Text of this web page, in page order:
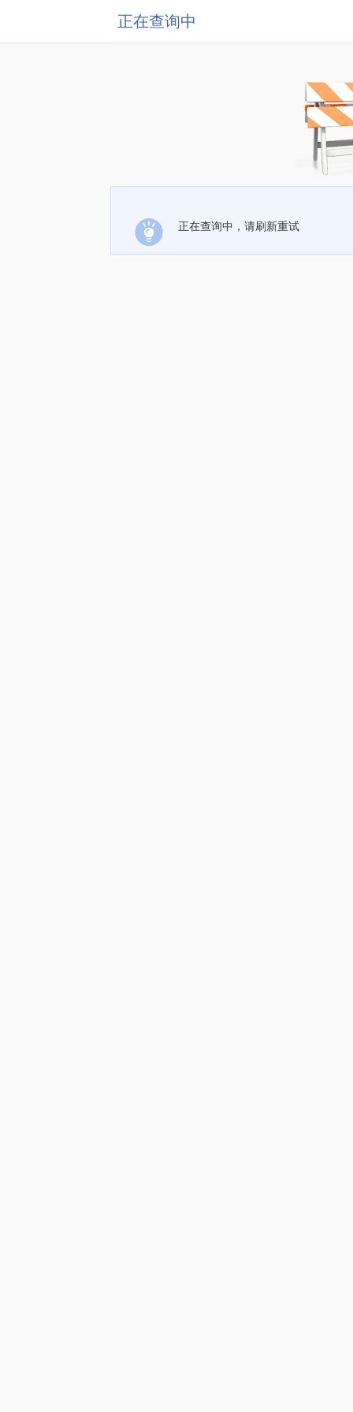
正在查询中
正在查询中，请刷新重试